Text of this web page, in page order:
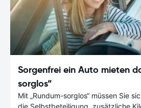
Sorgenfrei ein Auto mieten
sorglos“
Mit „Rundum-sorglos“ müssen Sie
die Selbstbeteiligung, zusätzliche